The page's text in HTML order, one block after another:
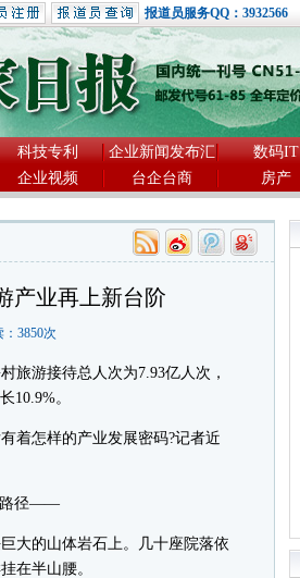
报道员服务QQ：3932566
科技专利 企业新闻发布汇 数码IT
企业视频 台企台商 房产
产业再上新台阶
3850次
游接待总人次为7.93亿人次，
10.9%。
怎样的产业发展密码?记者近
路径——
的山体岩石上。几十座院落依
在半山腰。